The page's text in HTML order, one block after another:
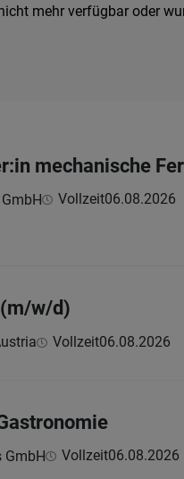
mehr verfügbar oder
mechanische
Vollzeit06.08.2026
w/d)
Vollzeit06.08.2026
GmbH Vollzeit06.08.2026